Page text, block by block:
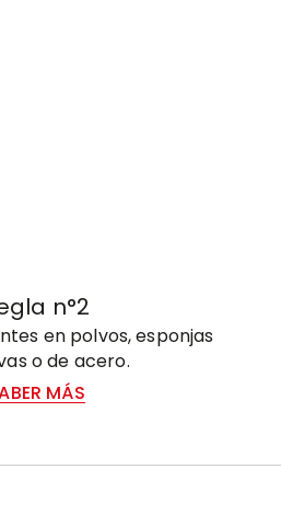
n°2
en polvos, esponjas
o de acero.
MÁS